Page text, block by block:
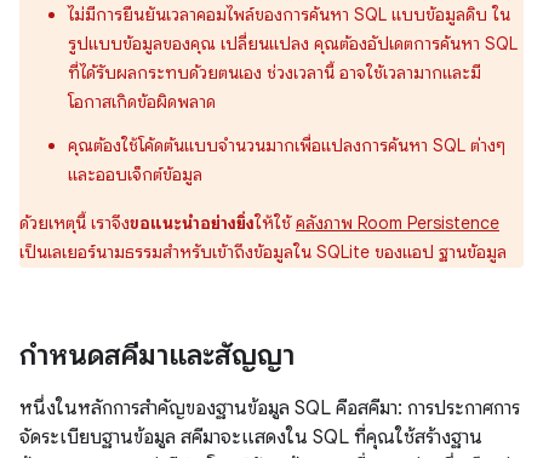
ไม่มีการยืนยันเวลาคอมไพล์ของการค้นหา SQL แบบข้อมูลดิบ ใน
รูปแบบข้อมูลของคุณ เปลี่ยนแปลง คุณต้องอัปเดตการค้นหา SQL
ที่ได้รับผลกระทบด้วยตนเอง ช่วงเวลานี้ อาจใช้เวลามากและมี
โอกาสเกิดข้อผิดพลาด
คุณต้องใช้โค้ดต้นแบบจำนวนมากเพื่อแปลงการค้นหา SQL ต่างๆ
และออบเจ็กต์ข้อมูล
ด้วยเหตุนี้ เราจึงขอแนะนำอย่างยิ่งให้ใช้คลังภาพ Room Persistence
เป็นเลเยอร์นามธรรมสำหรับเข้าถึงข้อมูลใน SQLite ของแอป ฐานข้อมูล
กำหนดสคีมาและสัญญา
หนึ่งในหลักการสำคัญของฐานข้อมูล SQL คือสคีมา: การประกาศการ
จัดระเบียบฐานข้อมูล สคีมาจะแสดงใน SQL ที่คุณใช้สร้างฐาน